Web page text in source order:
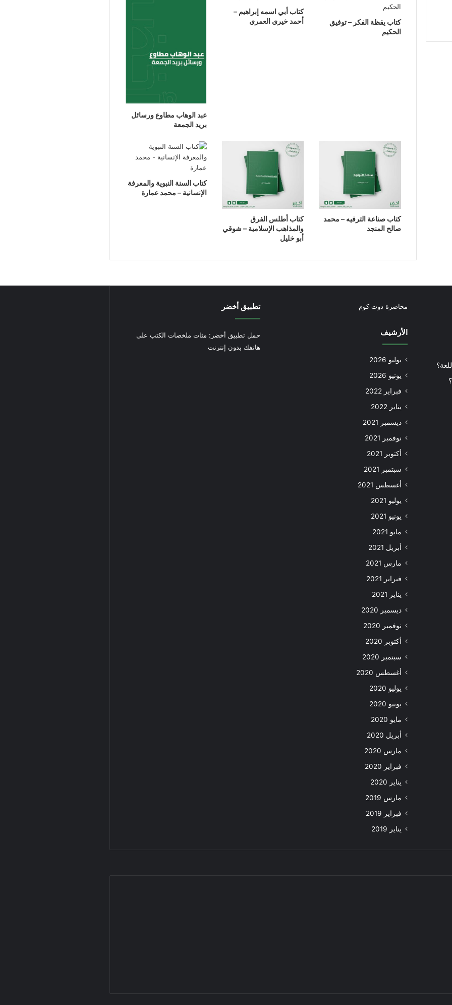
كتاب يقظة الفكر – توفيق
الحكيم
كتاب أبي اسمه إبراهيم –
أحمد خيري العمري
عبد الوهاب مطاوع ورسائل
بريد الجمعة
كتاب صناعة الترفيه – محمد
صالح المنجد
كتاب أطلس الفرق
والمذاهب الإسلامية – شوقي
أبو خليل
كتاب السنة النبوية والمعرفة
الإنسانية – محمد عمارة
محاضرة دوت كوم
الأرشيف
يوليو 2026
يونيو 2026
فبراير 2022
يناير 2022
ديسمبر 2021
نوفمبر 2021
أكتوبر 2021
سبتمبر 2021
أغسطس 2021
يوليو 2021
يونيو 2021
مايو 2021
أبريل 2021
مارس 2021
فبراير 2021
يناير 2021
ديسمبر 2020
نوفمبر 2020
أكتوبر 2020
سبتمبر 2020
أغسطس 2020
يوليو 2020
يونيو 2020
مايو 2020
أبريل 2020
مارس 2020
فبراير 2020
يناير 2020
مارس 2019
فبراير 2019
يناير 2019
تطبيق أخضر
حمل تطبيق أخضر: مئات ملخصات الكتب على
هاتفك بدون إنترنت